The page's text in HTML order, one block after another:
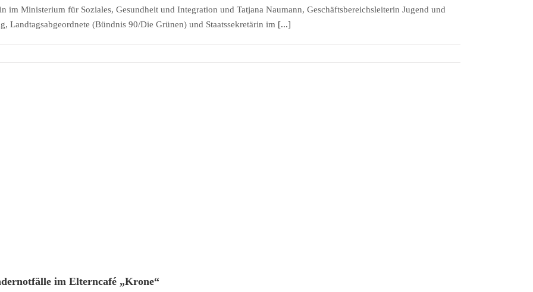
im Ministerium für Soziales, Gesundheit und Integration und Tatjana Naumann, Geschäftsbereichsleiterin Jugend und
Landtagsabgeordnete (Bündnis 90/Die Grünen) und Staatssekretärin im [...]
im Elterncafé „Krone“